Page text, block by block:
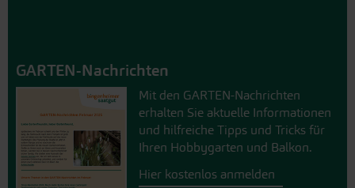
GARTEN-Nachrichten
Mit den GARTEN-Nachrichten
erhalten Sie aktuelle Informationen
und hilfreiche Tipps und Tricks für
Ihren Hobbygarten und Balkon.
Hier kostenlos anmelden